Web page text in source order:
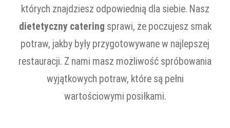
których znajdziesz odpowiednią dla siebie. Nasz
dietetyczny catering sprawi, że poczujesz smak
potraw, jakby były przygotowywane w najlepszej
restauracji. Z nami masz możliwość spróbowania
wyjątkowych potraw, które są pełni
wartościowymi posiłkami.